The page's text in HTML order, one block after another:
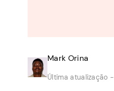
Mark Orina
Última atualização -